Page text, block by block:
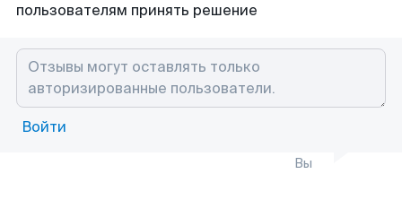
пользователям принять решение
Войти
Вы